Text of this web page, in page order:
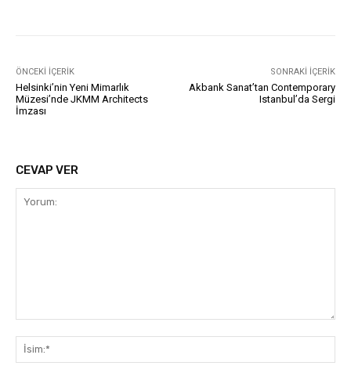
ÖNCEKI İÇERIK
Helsinki’nin Yeni Mimarlık
Müzesi’nde JKMM Architects
İmzası
SONRAKI İÇERIK
Akbank Sanat’tan Contemporary
Istanbul’da Sergi
CEVAP VER